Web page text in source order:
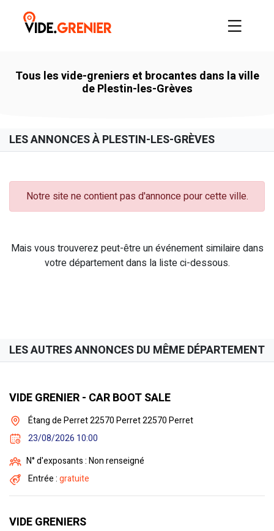
Tous les vide-greniers et brocantes dans la ville
de Plestin-les-Grèves
LES ANNONCES À PLESTIN-LES-GRÈVES
Notre site ne contient pas d'annonce pour cette ville.
Mais vous trouverez peut-être un événement similaire dans
votre département dans la liste ci-dessous.
LES AUTRES ANNONCES DU MÊME DÉPARTEMENT
VIDE GRENIER - CAR BOOT SALE
Étang de Perret 22570 Perret 22570 Perret
23/08/2026 10:00
N° d'exposants : Non renseigné
Entrée :gratuite
VIDE GRENIERS